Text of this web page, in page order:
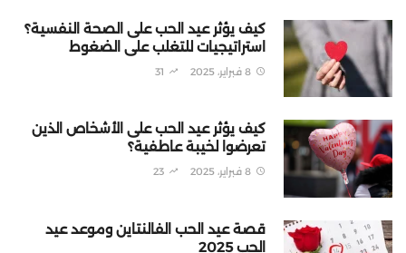
كيف يؤثر عيد الحب على الصحة النفسية؟
استراتيجيات للتغلب على الضغوط
8 فبراير، 2025 31
كيف يؤثر عيد الحب على الأشخاص الذين
تعرضوا لخيبة عاطفية؟
8 فبراير، 2025 23
قصة عيد الحب الفالنتاين وموعد عيد
الحب 2025